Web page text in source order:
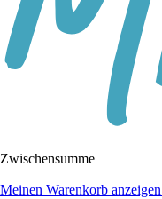
Zwischensumme
Meinen Warenkorb anzeigen